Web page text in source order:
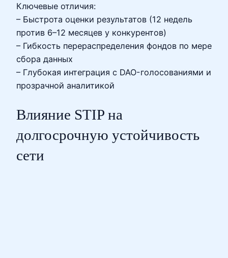
Ключевые отличия:
– Быстрота оценки результатов (12 недель
против 6–12 месяцев у конкурентов)
– Гибкость перераспределения фондов по мере
сбора данных
– Глубокая интеграция с DAO-голосованиями и
прозрачной аналитикой
Влияние STIP на
долгосрочную устойчивость
сети